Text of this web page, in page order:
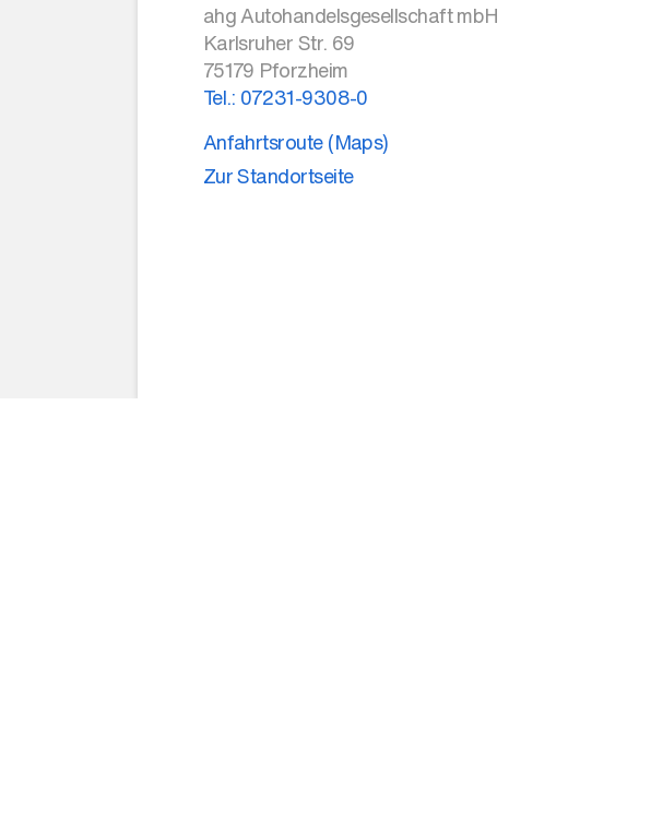
ahg Autohandelsgesellschaft mbH
Karlsruher Str. 69
75179 Pforzheim
Tel.: 07231-9308-0
Anfahrtsroute (Maps)
Zur Standortseite